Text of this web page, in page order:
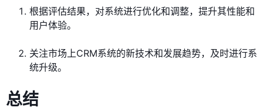
根据评估结果，对系统进行优化和调整，提升其性能和
用户体验。
关注市场上CRM系统的新技术和发展趋势，及时进行系
统升级。
总结